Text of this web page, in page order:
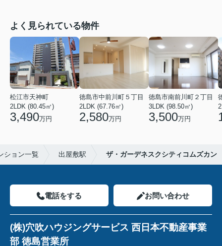
よく見られている物件
松江市天神町
2LDK (80.45㎡)
3,490万円
徳島市中前川町５丁目
2LDK (67.76㎡)
2,580万円
徳島市南前川町２丁目
3LDK (98.50㎡)
3,500万円
ション一覧 出屋敷駅 ザ・ガーデネスクシティコムズカン
電話をする お問い合わせ
(株)穴吹ハウジングサービス 西日本不動産事業
部 徳島営業所